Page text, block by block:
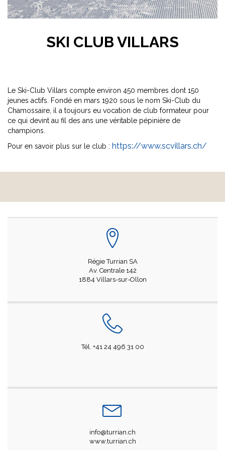
SKI CLUB VILLARS
Le Ski-Club Villars compte environ 450 membres dont 150
jeunes actifs. Fondé en mars 1920 sous le nom Ski-Club du
Chamossaire, il a toujours eu vocation de club formateur pour
ce qui devint au fil des ans une véritable pépinière de
champions.
Pour en savoir plus sur le club : https://www.scvillars.ch/
Régie Turrian SA
Av. Centrale 142
1884 Villars-sur-Ollon
Tél. +41 24 496 31 00
info@turrian.ch
www.turrian.ch